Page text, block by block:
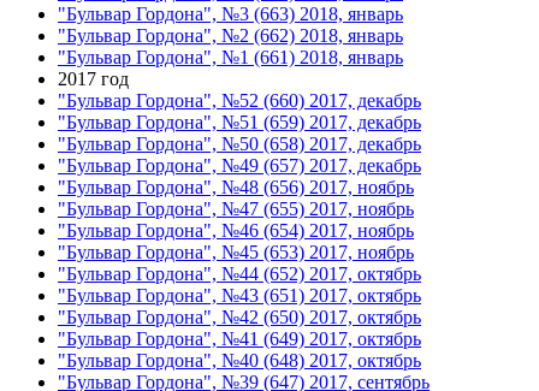
"Бульвар Гордона", №3 (663) 2018, январь
"Бульвар Гордона", №2 (662) 2018, январь
"Бульвар Гордона", №1 (661) 2018, январь
2017 год
"Бульвар Гордона", №52 (660) 2017, декабрь
"Бульвар Гордона", №51 (659) 2017, декабрь
"Бульвар Гордона", №50 (658) 2017, декабрь
"Бульвар Гордона", №49 (657) 2017, декабрь
"Бульвар Гордона", №48 (656) 2017, ноябрь
"Бульвар Гордона", №47 (655) 2017, ноябрь
"Бульвар Гордона", №46 (654) 2017, ноябрь
"Бульвар Гордона", №45 (653) 2017, ноябрь
"Бульвар Гордона", №44 (652) 2017, октябрь
"Бульвар Гордона", №43 (651) 2017, октябрь
"Бульвар Гордона", №42 (650) 2017, октябрь
"Бульвар Гордона", №41 (649) 2017, октябрь
"Бульвар Гордона", №40 (648) 2017, октябрь
"Бульвар Гордона", №39 (647) 2017, сентябрь